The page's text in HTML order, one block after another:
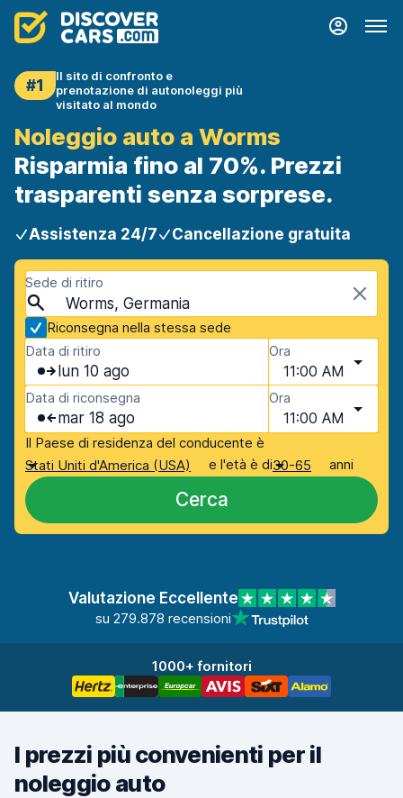
#1
Il sito di confronto e
prenotazione di autonoleggi più
visitato al mondo
Noleggio auto a Worms
Risparmia fino al 70%. Prezzi
trasparenti senza sorprese.
Assistenza 24/7 Cancellazione gratuita
Sede di ritiro
Worms, Germania
Riconsegna nella stessa sede
Data di ritiro
lun 10 ago
Ora
11:00 AM
Data di riconsegna
mar 18 ago
Ora
11:00 AM
Il Paese di residenza del conducente è
Stati Uniti d'America (USA)
e l'età è di30-65 anni
Cerca
Valutazione Eccellente
su 279.878 recensioni
1000+ fornitori
I prezzi più convenienti per il
noleggio auto